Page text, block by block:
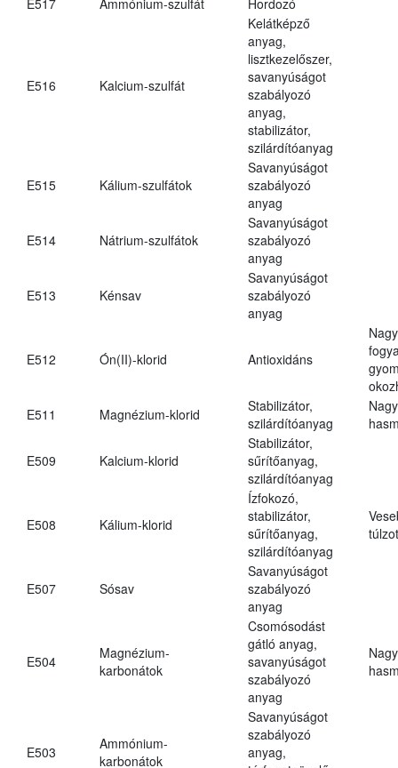
E516 Kalcium-szulfát
Kelátképző
anyag,
lisztkezelőszer,
savanyúságot
szabályozó
anyag,
stabilizátor,
szilárdítóanyag
E515 Kálium-szulfátok
Savanyúságot
szabályozó
anyag
E514 Nátrium-szulfátok
Savanyúságot
szabályozó
anyag
E513 Kénsav
Savanyúságot
szabályozó
anyag
E512 Ón(II)-klorid Antioxidáns
E511
Magnézium-klorid
Stabilizátor,
szilárdítóanyag
E509 Kalcium-klorid
Stabilizátor,
sűrítőanyag,
szilárdítóanyag
E508 Kálium-klorid
Ízfokozó,
stabilizátor,
sűrítőanyag,
szilárdítóanyag
E507 Sósav
Savanyúságot
szabályozó
anyag
E504
Magnézium-
karbonátok
Csomósodást
gátló anyag,
savanyúságot
szabályozó
anyag
E503
Ammónium-
karbonátok
Savanyúságot
szabályozó
anyag,